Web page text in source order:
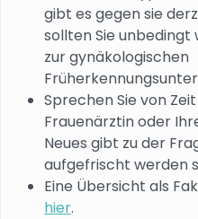
gibt es gegen sie
sollten Sie
zur gynäkologischen
Sprechen Sie von
Frauenärztin oder
Neues gibt zu der
aufgefrischt werden
Eine Übersicht als
hier.